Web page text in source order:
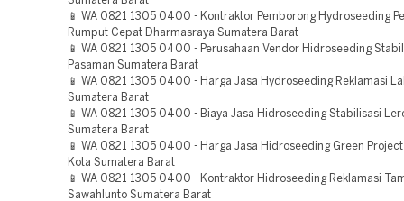
📱 WA 0821 1305 0400 - Kontraktor Pemborong Hydroseeding
Rumput Cepat Dharmasraya Sumatera Barat
📱 WA 0821 1305 0400 - Perusahaan Vendor Hidroseeding
Pasaman Sumatera Barat
📱 WA 0821 1305 0400 - Harga Jasa Hydroseeding Reklamasi
Sumatera Barat
📱 WA 0821 1305 0400 - Biaya Jasa Hidroseeding Stabilisasi
Sumatera Barat
📱 WA 0821 1305 0400 - Harga Jasa Hidroseeding Green
Kota Sumatera Barat
📱 WA 0821 1305 0400 - Kontraktor Hidroseeding Reklamasi
Sawahlunto Sumatera Barat